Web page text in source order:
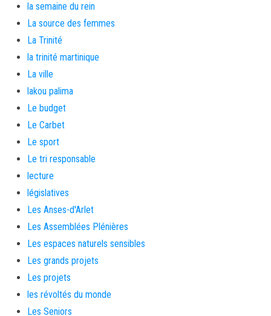
la semaine du rein
La source des femmes
La Trinité
la trinité martinique
La ville
lakou palima
Le budget
Le Carbet
Le sport
Le tri responsable
lecture
législatives
Les Anses-d'Arlet
Les Assemblées Plénières
Les espaces naturels sensibles
Les grands projets
Les projets
les révoltés du monde
Les Seniors